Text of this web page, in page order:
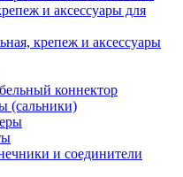
и аксессуары для
крепеж и аксессуары
коннектор
(сальники)
и соединители